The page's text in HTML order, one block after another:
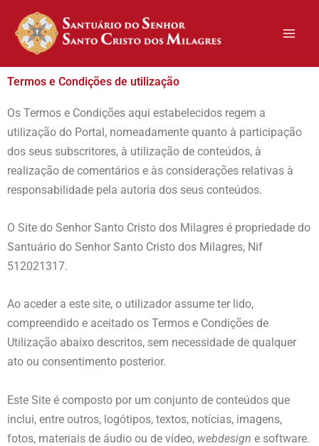
content
Termos e Condições de utilização
Os Termos e Condições aqui estabelecidos regem a
utilização do Portal, nomeadamente quanto à participação
dos seus subscritores, à utilização de conteúdos, à
realização de comentários e às considerações relativas à
responsabilidade pela autoria dos seus conteúdos.
O Site do Senhor Santo Cristo dos Milagres é propriedade do
Santuário do Senhor Santo Cristo dos Milagres, Nif
512021317.
Ao aceder a este site, o utilizador assume ter lido,
compreendido e aceitado os Termos e Condições de
Utilização abaixo descritos, sem necessidade de qualquer
ato ou consentimento posterior.
Este Site é composto por um conjunto de conteúdos que
inclui, entre outros, logótipos, textos, notícias, imagens,
fotos, materiais de áudio ou de vídeo, webdesign e software.